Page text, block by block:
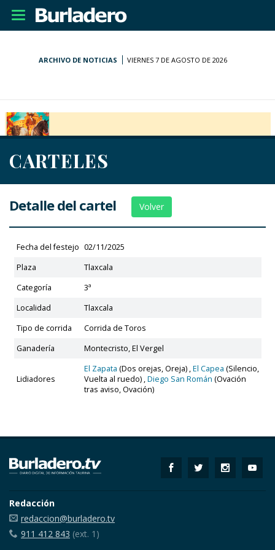
Desplegar
navegación
ARCHIVO DE NOTICIAS VIERNES 7 DE AGOSTO DE 2026
CARTELES
Detalle del cartel Volver
Fecha del festejo 02/11/2025
Plaza
Tlaxcala
Categoría
3ª
Localidad
Tlaxcala
Tipo de corrida
Corrida de Toros
Ganadería
Montecristo, El Vergel
Lidiadores
El Zapata (Dos orejas, Oreja) ,El Capea (Silencio,
Vuelta al ruedo) ,Diego San Román (Ovación
tras aviso, Ovación)
Redacción
redaccion@burladero.tv
911 412 843 (ext. 1)